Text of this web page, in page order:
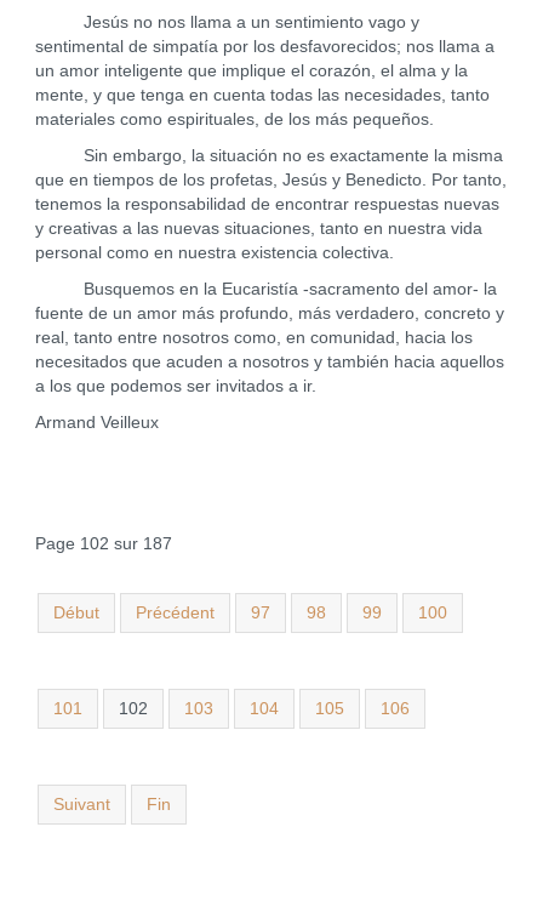
Jesús no nos llama a un sentimiento vago y
sentimental de simpatía por los desfavorecidos; nos llama a
un amor inteligente que implique el corazón, el alma y la
mente, y que tenga en cuenta todas las necesidades, tanto
materiales como espirituales, de los más pequeños.
Sin embargo, la situación no es exactamente la misma
que en tiempos de los profetas, Jesús y Benedicto. Por tanto,
tenemos la responsabilidad de encontrar respuestas nuevas
y creativas a las nuevas situaciones, tanto en nuestra vida
personal como en nuestra existencia colectiva.
Busquemos en la Eucaristía -sacramento del amor- la
fuente de un amor más profundo, más verdadero, concreto y
real, tanto entre nosotros como, en comunidad, hacia los
necesitados que acuden a nosotros y también hacia aquellos
a los que podemos ser invitados a ir.
Armand Veilleux
Page 102 sur 187
Début Précédent 97 98 99 100
101 102 103 104 105 106
Suivant Fin